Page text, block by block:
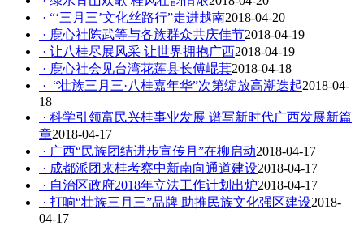
· “‘三月三’文化丝路行”走进越南2018-04-20
· 鹿心社陈武等与各族群众共庆佳节2018-04-19
· 让八桂尽展风采 让世界拥抱广西2018-04-19
· 鹿心社会见台湾花莲县长傅崐萁2018-04-18
· “壮族三月三·八桂嘉年华”次第绽放高潮迭起2018-04-
18
· 科学引领富民兴桂事业发展 谱写新时代广西发展新篇
章2018-04-17
· 广西“民族团结进步宣传月”在柳启动2018-04-17
· 成都派团来桂考察中新南向通道建设2018-04-17
· 自治区政府2018年立法工作计划出炉2018-04-17
· 打响“壮族三月三”品牌 助推民族文化强区建设2018-
04-17